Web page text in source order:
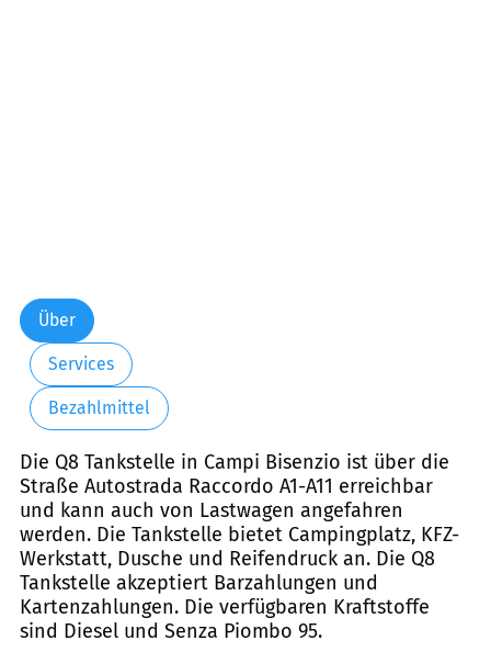
Über
Services
Bezahlmittel
Die Q8 Tankstelle in Campi Bisenzio ist über die
Straße Autostrada Raccordo A1-A11 erreichbar
und kann auch von Lastwagen angefahren
werden. Die Tankstelle bietet Campingplatz, KFZ-
Werkstatt, Dusche und Reifendruck an. Die Q8
Tankstelle akzeptiert Barzahlungen und
Kartenzahlungen. Die verfügbaren Kraftstoffe
sind Diesel und Senza Piombo 95.